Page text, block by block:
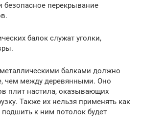
безопасное перекрывание
балок служат уголки,
балками должно
чем между деревянными. Оно
плит настила, оказывающих
Также их нельзя применять как
к ним потолок будет